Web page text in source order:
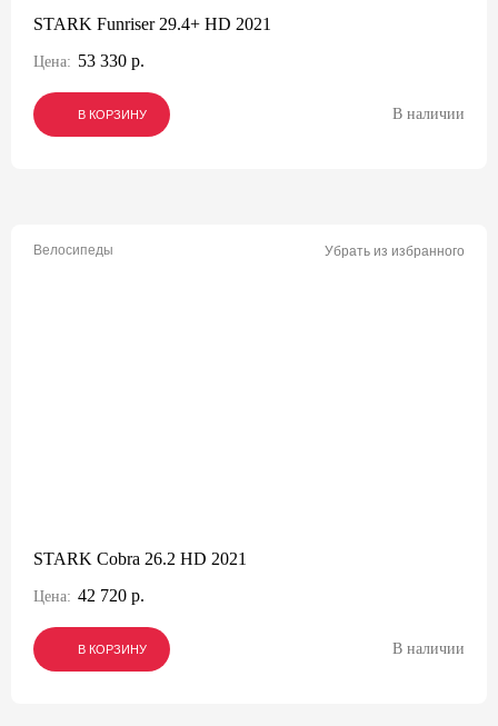
STARK Funriser 29.4+ HD 2021
Цена: 53 330 р.
В КОРЗИНУ
В КОРЗИНУ
В КОРЗИНУ В наличии
Велосипеды Убрать из избранного
STARK Cobra 26.2 HD 2021
Цена: 42 720 р.
В КОРЗИНУ
В КОРЗИНУ
В КОРЗИНУ В наличии